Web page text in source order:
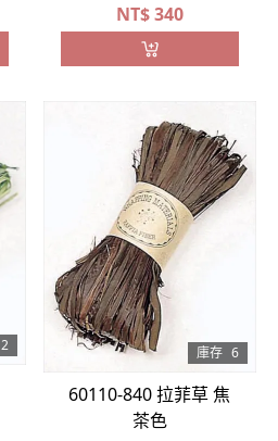
NT$340
2 庫存 6
60110-840 拉菲草 焦
茶色